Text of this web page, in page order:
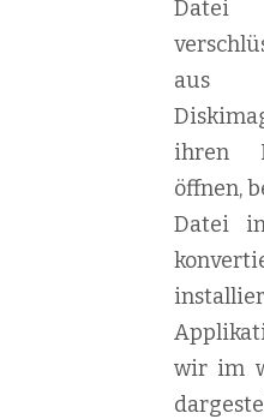
aus
ihren
öffnen,
Datei
wir im